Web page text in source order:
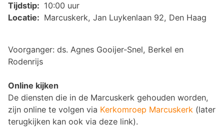
Tijdstip: 10:00 uur
Locatie: Marcuskerk, Jan Luykenlaan 92, Den Haag
Voorganger: ds. Agnes Gooijer-Snel, Berkel en
Rodenrijs
Online kijken
De diensten die in de Marcuskerk gehouden worden,
zijn online te volgen via Kerkomroep Marcuskerk (later
terugkijken kan ook via deze link).